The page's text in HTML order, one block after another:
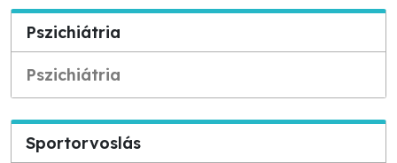
Pszichiátria
Pszichiátria
Sportorvoslás